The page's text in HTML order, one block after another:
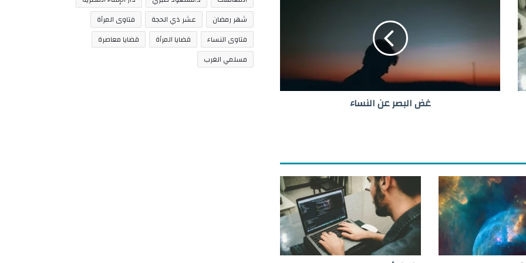
ب
ص
ع
ن
ء
غض البصر عن النساء
شهر رمضان
عشر ذي الحجة
فتاوى المرأة
فتاوى النساء
قضايا المرأة
قضايا معاصرة
مسلمي الغرب